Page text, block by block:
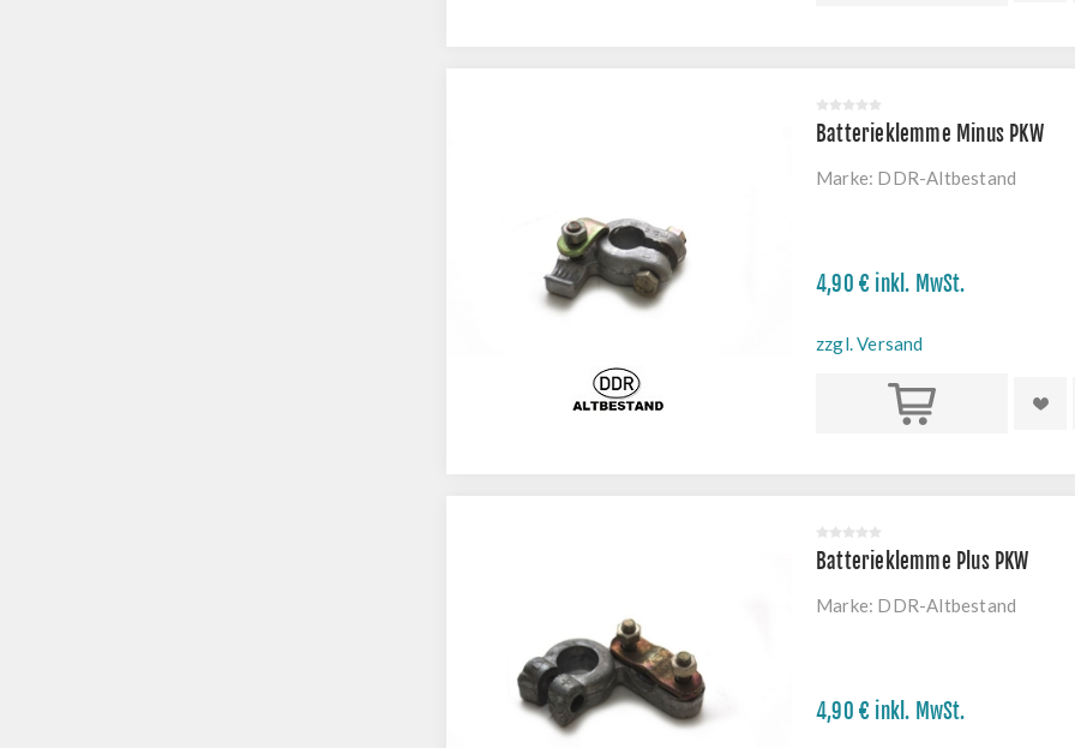
Batterieklemme Minus PKW
Marke: DDR-Altbestand
4,90 € inkl. MwSt.
zzgl. Versand
Kaufen
Batterieklemme Plus PKW
Marke: DDR-Altbestand
4,90 € inkl. MwSt.